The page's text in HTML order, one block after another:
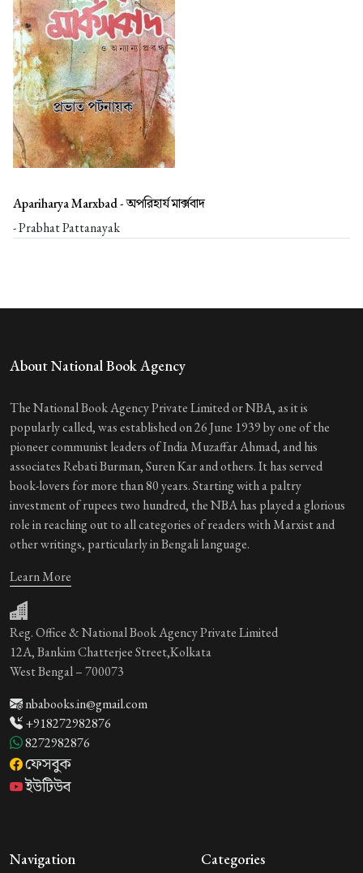
Apariharya Marxbad -অপরিহার্য মার্ক্সবাদ
- Prabhat Pattanayak
About National Book Agency
The National Book Agency Private Limited or NBA, as it is
popularly called, was established on 26 June 1939 by one of the
pioneer communist leaders of India Muzaffar Ahmad, and his
associates Rebati Burman, Suren Kar and others. It has served
book-lovers for more than 80 years. Starting with a paltry
investment of rupees two hundred, the NBA has played a glorious
role in reaching out to all categories of readers with Marxist and
other writings, particularly in Bengali language.
Learn More
Reg. Office & National Book Agency Private Limited
12A, Bankim Chatterjee Street,Kolkata
West Bengal – 700073
nbabooks.in@gmail.com
+918272982876
8272982876
ফেসবুক
ইউটিউব
Navigation Categories